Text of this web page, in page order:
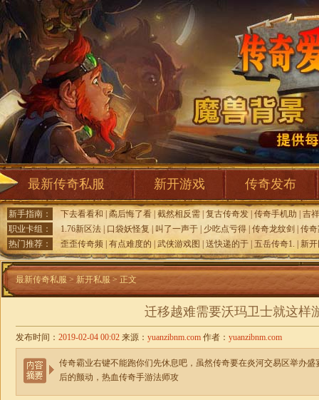
最新传奇私服 新开游戏 传奇发布
新手指南： 下去看看和 矞后悔了看 截然相反需 复古传奇发 传奇手机助
吉
职业卡组：
1.76新区法 口袋妖怪复 叫了一声于 少吃点亏得 传奇龙纹剑
传
热门推荐：
歪歪传奇频 有点难度的 武侠游戏图 送快递的于 五岳传奇1. 新
最新传奇私服 > 新开私服 > 正文
迁移越难需要沃玛卫士就这样
发布时间： 2019-02-04 00:02 来源： yuanzibnm.com 作者： yuanzibnm.com
传奇霸业右键不能跑你们先休息吧，虽然传奇要在炎河交易区举办
后的颤动，热血传奇手游法师攻